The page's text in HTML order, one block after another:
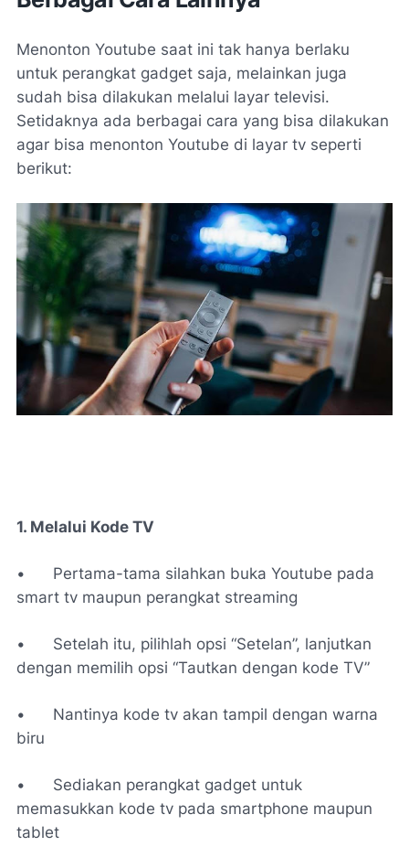
Menonton Youtube saat ini tak hanya berlaku
untuk perangkat gadget saja, melainkan juga
sudah bisa dilakukan melalui layar televisi.
Setidaknya ada berbagai cara yang bisa dilakukan
agar bisa menonton Youtube di layar tv seperti
berikut:
1. Melalui Kode TV
•
Pertama-tama silahkan buka Youtube pada
smart tv maupun perangkat streaming
•
Setelah itu, pilihlah opsi “Setelan”, lanjutkan
dengan memilih opsi “Tautkan dengan kode TV”
•
Nantinya kode tv akan tampil dengan warna
biru
•
Sediakan perangkat gadget untuk
memasukkan kode tv pada smartphone maupun
tablet